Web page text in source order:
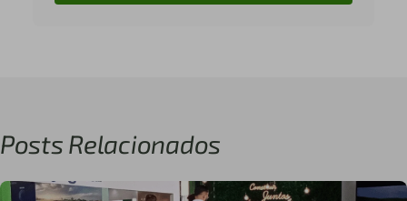
Posts Relacionados